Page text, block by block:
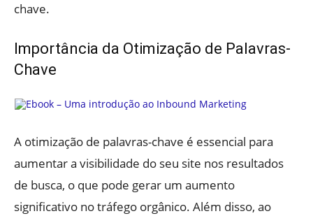
chave.
Importância da Otimização de Palavras-
Chave
A otimização de palavras-chave é essencial para
aumentar a visibilidade do seu site nos resultados
de busca, o que pode gerar um aumento
significativo no tráfego orgânico. Além disso, ao